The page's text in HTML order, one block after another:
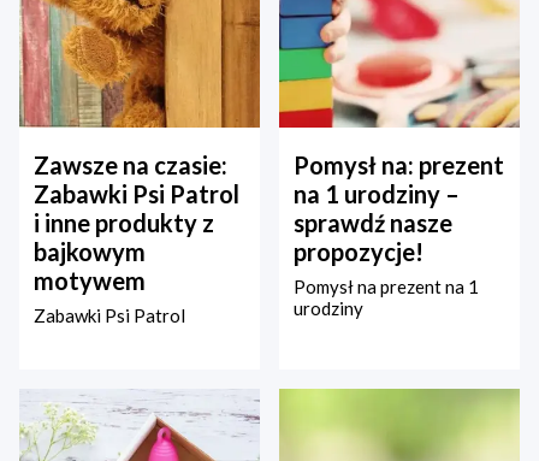
Zawsze na czasie:
Zabawki Psi Patrol
i inne produkty z
bajkowym
motywem
Zabawki Psi Patrol
Pomysł na: prezent
na 1 urodziny –
sprawdź nasze
propozycje!
Pomysł na prezent na 1
urodziny